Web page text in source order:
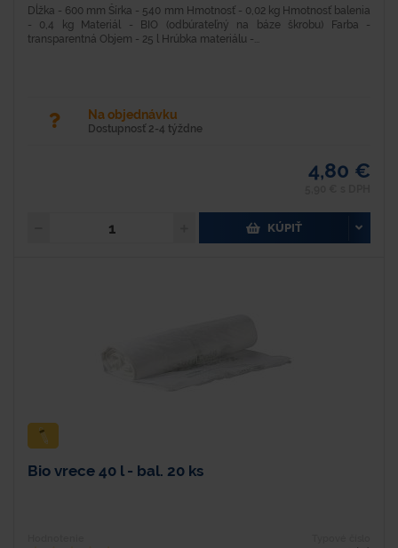
Dĺžka - 600 mm Šírka - 540 mm Hmotnosť - 0,02 kg Hmotnosť balenia
- 0,4 kg Materiál - BIO (odbúrateľný na báze škrobu) Farba -
transparentná Objem - 25 l Hrúbka materiálu -...
Na objednávku
Dostupnosť 2-4 týždne
4,80 €
KÚPIŤ
Bio vrece 40 l - bal. 20 ks